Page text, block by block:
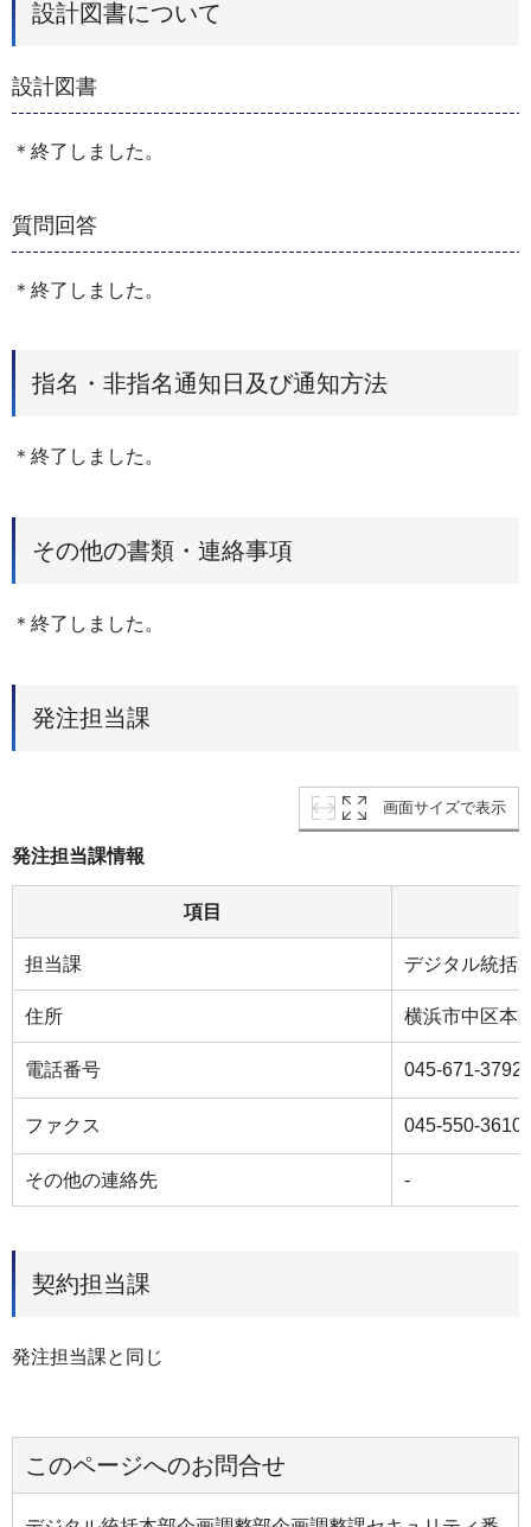
設計図書について
設計図書
＊終了しました。
質問回答
＊終了しました。
指名・非指名通知日及び通知方法
＊終了しました。
その他の書類・連絡事項
＊終了しました。
発注担当課
画面サイズで表示
発注担当課情報
項目
担当課 デジタル統括
住所 横浜市中区本
電話番号 045-671-3792
ファクス 045-550-3610
その他の連絡先 -
契約担当課
発注担当課と同じ
このページへのお問合せ